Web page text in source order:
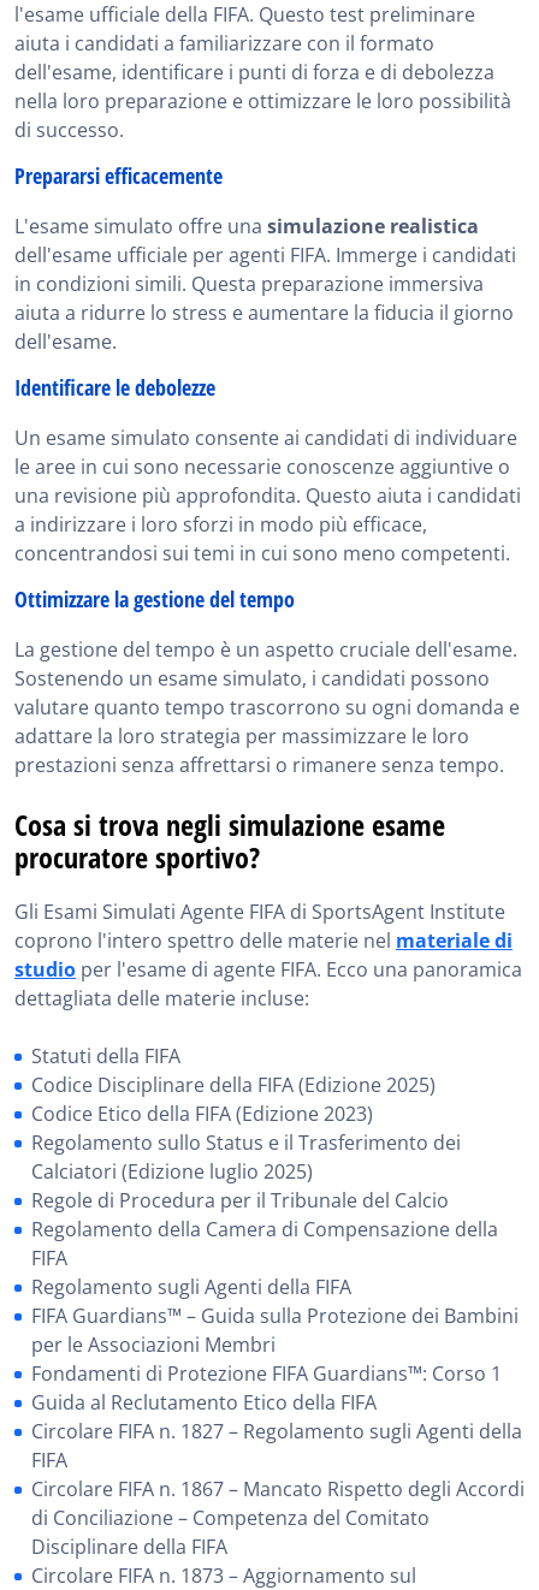
5 Consigli per Superare una simulazione esame
agente FIFA
Simulazione esame agente FIFA, in Breve
l'esame ufficiale della FIFA. Questo test preliminare
aiuta i candidati a familiarizzare con il formato
dell'esame, identificare i punti di forza e di debolezza
nella loro preparazione e ottimizzare le loro possibilità
di successo.
Prepararsi efficacemente
L'esame simulato offre una simulazione realistica
dell'esame ufficiale per agenti FIFA. Immerge i candidati
in condizioni simili. Questa preparazione immersiva
aiuta a ridurre lo stress e aumentare la fiducia il giorno
dell'esame.
Identificare le debolezze
Un esame simulato consente ai candidati di individuare
le aree in cui sono necessarie conoscenze aggiuntive o
una revisione più approfondita. Questo aiuta i candidati
a indirizzare i loro sforzi in modo più efficace,
concentrandosi sui temi in cui sono meno competenti.
Ottimizzare la gestione del tempo
La gestione del tempo è un aspetto cruciale dell'esame.
Sostenendo un esame simulato, i candidati possono
valutare quanto tempo trascorrono su ogni domanda e
adattare la loro strategia per massimizzare le loro
prestazioni senza affrettarsi o rimanere senza tempo.
Cosa si trova negli simulazione esame
procuratore sportivo?
Gli Esami Simulati Agente FIFA di SportsAgent Institute
coprono l'intero spettro delle materie nel materiale di
studio per l'esame di agente FIFA. Ecco una panoramica
dettagliata delle materie incluse:
Statuti della FIFA
Codice Disciplinare della FIFA (Edizione 2025)
Codice Etico della FIFA (Edizione 2023)
Regolamento sullo Status e il Trasferimento dei
Calciatori (Edizione luglio 2025)
Regole di Procedura per il Tribunale del Calcio
Regolamento della Camera di Compensazione della
FIFA
Regolamento sugli Agenti della FIFA
FIFA Guardians™ – Guida sulla Protezione dei Bambini
per le Associazioni Membri
Fondamenti di Protezione FIFA Guardians™: Corso 1
Guida al Reclutamento Etico della FIFA
Circolare FIFA n. 1827 – Regolamento sugli Agenti della
FIFA
Circolare FIFA n. 1867 – Mancato Rispetto degli Accordi
di Conciliazione – Competenza del Comitato
Disciplinare della FIFA
Circolare FIFA n. 1873 – Aggiornamento sul